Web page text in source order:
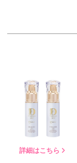
詳細はこちら